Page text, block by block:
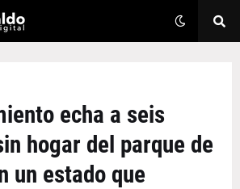
echa a seis
hogar del parque de
un estado que